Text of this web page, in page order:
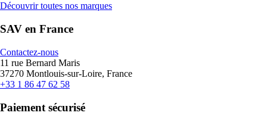
Découvrir toutes nos marques
SAV en France
Contactez-nous
11 rue Bernard Maris
37270 Montlouis-sur-Loire, France
+33 1 86 47 62 58
Paiement sécurisé